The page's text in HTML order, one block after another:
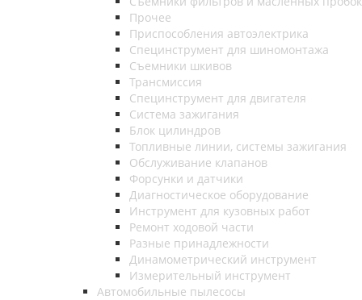
Прочее
Приспособления автоэлектрика
Специнструмент для шиномонтажа
Съемники шкивов
Трансмиссия
Специнструмент для двигателя
Система зажигания
Блок цилиндров
Топливные линии, системы зажигания
Обслуживание клапанов
Форсунки и датчики
Диагностическое оборудование
Инструмент для кузовных работ
Ремонт ходовой части
Разные принадлежности
Динамометрический инструмент
Измерительный инструмент
Автомобильные пылесосы